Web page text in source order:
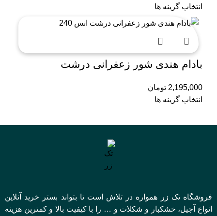
انتخاب گزینه ها
بادام هندی شور زعفرانی درشت
2,195,000 تومان
انتخاب گزینه ها
فروشگاه تک زر همواره در تلاش است تا بتواند بستر خرید آنلاین
انواع آجیل، خشکبار و شکلات و … را با کیفیت بالا و کمترین هزینه